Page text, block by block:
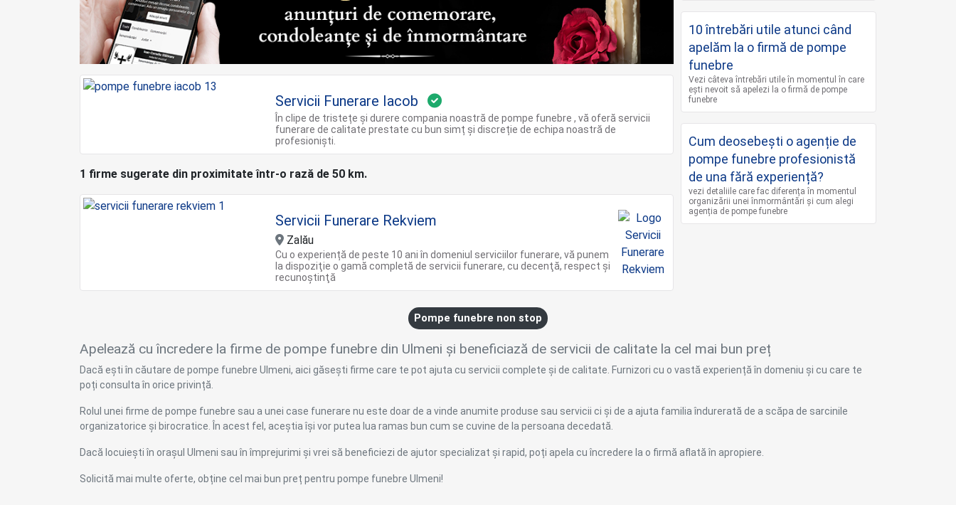
Servicii Funerare Iacob
În clipe de tristețe și durere compania noastră de pompe funebre , vă oferă servicii
funerare de calitate prestate cu bun simț și discreție de echipa noastră de
profesioniști.
1 firme sugerate din proximitate într-o rază de 50 km.
Servicii Funerare Rekviem
Zalău
Cu o experiență de peste 10 ani în domeniul serviciilor funerare, vă punem
la dispoziţie o gamă completă de servicii funerare, cu decenţă, respect şi
recunoştinţă
10 întrebări utile atunci când
apelăm la o firmă de pompe
funebre
Vezi câteva întrebări utile în momentul în care
ești nevoit să apelezi la o firmă de pompe
funebre
Cum deosebești o agenție de
pompe funebre profesionistă
de una fără experiență?
vezi detaliile care fac diferența în momentul
organizării unei înmormântări și cum alegi
agenția de pompe funebre
Pompe funebre non stop
Apelează cu încredere la firme de pompe funebre din Ulmeni și beneficiază de servicii de calitate la cel mai bun preț
Dacă ești în căutare de pompe funebre Ulmeni, aici găsești firme care te pot ajuta cu servicii complete și de calitate. Furnizori cu o vastă experiență în domeniu și cu care te
poți consulta în orice privință.
Rolul unei firme de pompe funebre sau a unei case funerare nu este doar de a vinde anumite produse sau servicii ci și de a ajuta familia îndurerată de a scăpa de sarcinile
organizatorice și birocratice. În acest fel, aceștia își vor putea lua ramas bun cum se cuvine de la persoana decedată.
Dacă locuiești în orașul Ulmeni sau în împrejurimi și vrei să beneficiezi de ajutor specializat și rapid, poți apela cu încredere la o firmă aflată în apropiere.
Solicită mai multe oferte, obține cel mai bun preț pentru pompe funebre Ulmeni!